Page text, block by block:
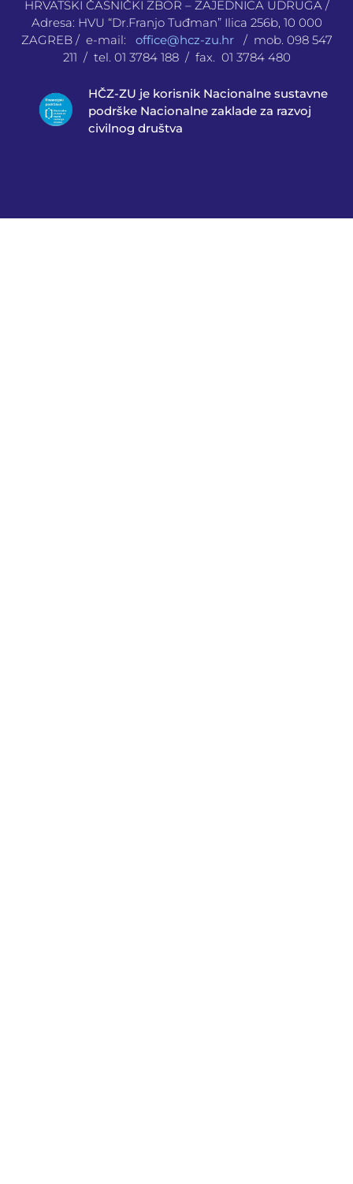
HRVATSKI ČASNIČKI ZBOR – ZAJEDNICA UDRUGA /
Adresa: HVU “Dr.Franjo Tuđman” Ilica 256b, 10 000
ZAGREB / e-mail: office@hcz-zu.hr
/ mob. 098 547
211 / tel. 01 3784 188 / fax. 01 3784 480
HČZ-ZU je korisnik Nacionalne sustavne
podrške Nacionalne zaklade za razvoj
civilnog društva